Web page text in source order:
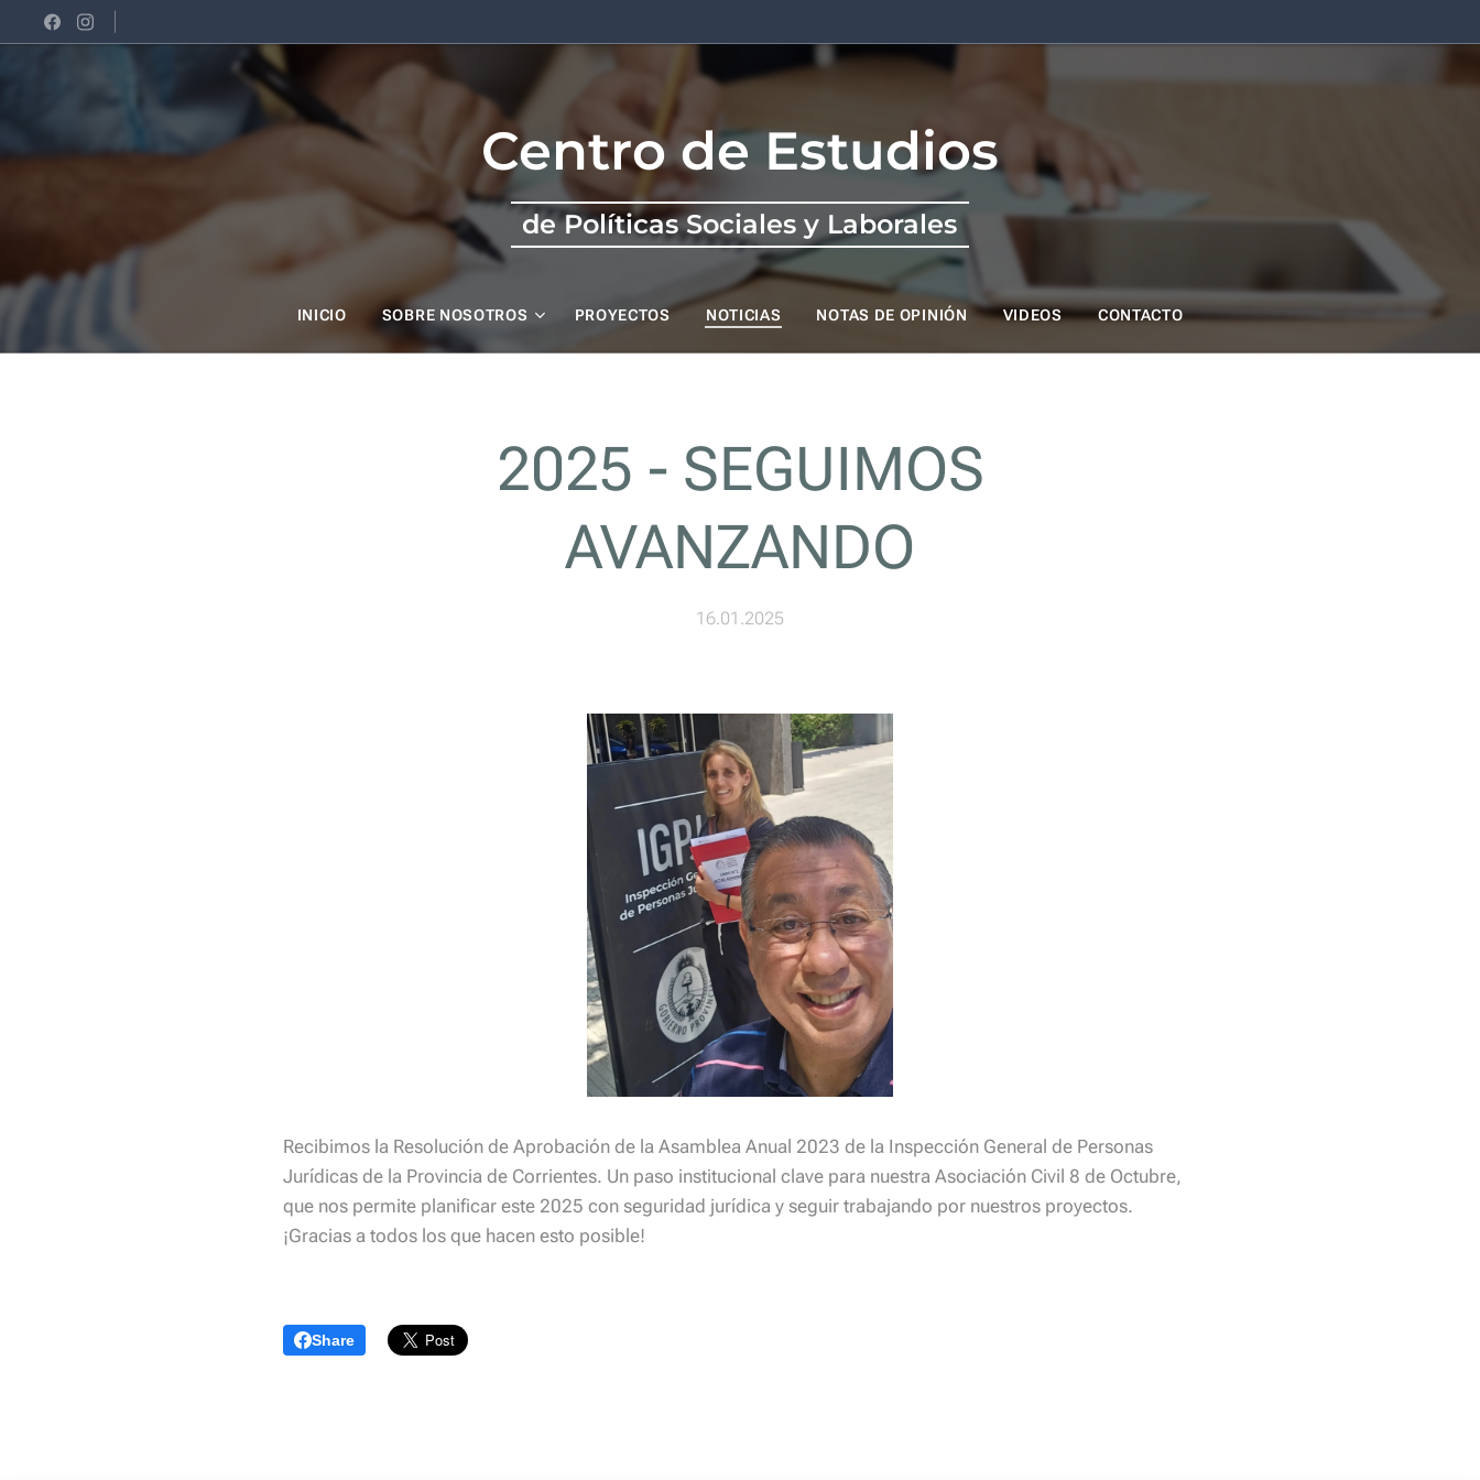
Centro de Estudios
de Políticas Sociales y Laborales
INICIO SOBRE NOSOTROS PROYECTOS NOTICIAS NOTAS DE OPINIÓN VIDEOS CONTACTO
2025 - SEGUIMOS
AVANZANDO
16.01.2025
Recibimos la Resolución de Aprobación de la Asamblea Anual 2023 de la Inspección General de Personas
Jurídicas de la Provincia de Corrientes. Un paso institucional clave para nuestra Asociación Civil 8 de Octubre,
que nos permite planificar este 2025 con seguridad jurídica y seguir trabajando por nuestros proyectos.
¡Gracias a todos los que hacen esto posible!
Share